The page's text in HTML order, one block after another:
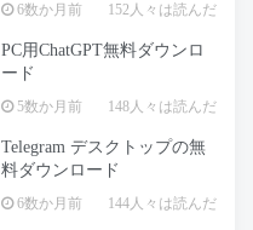
6数か月前 152人々は読んだ
PC用ChatGPT無料ダウンロ
ード
5数か月前 148人々は読んだ
Telegram デスクトップの無
料ダウンロード
6数か月前 144人々は読んだ